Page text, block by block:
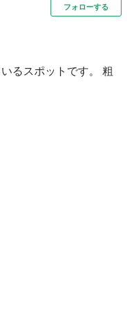
フォローする
るスポットです。 粗